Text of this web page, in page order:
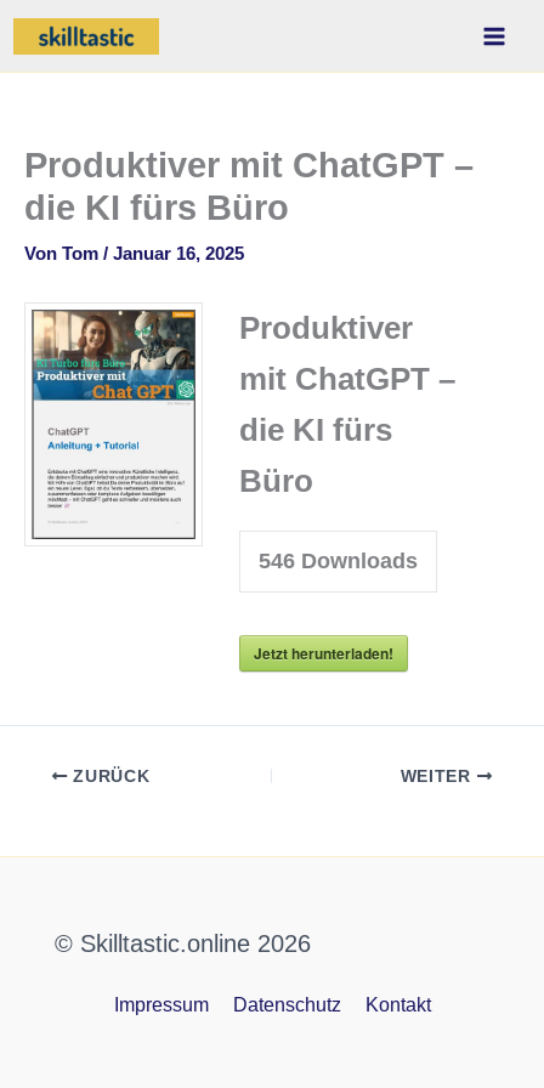
Inhalt
springen
Produktiver mit ChatGPT –
die KI fürs Büro
Von Tom / Januar 16, 2025
Produktiver
mit ChatGPT –
die KI fürs
Büro
546Downloads
Jetzt herunterladen!
ZURÜCK WEITER
© Skilltastic.online 2026
Impressum Datenschutz Kontakt